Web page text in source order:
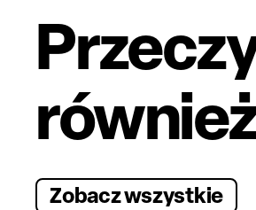
Zobacz wszystkie